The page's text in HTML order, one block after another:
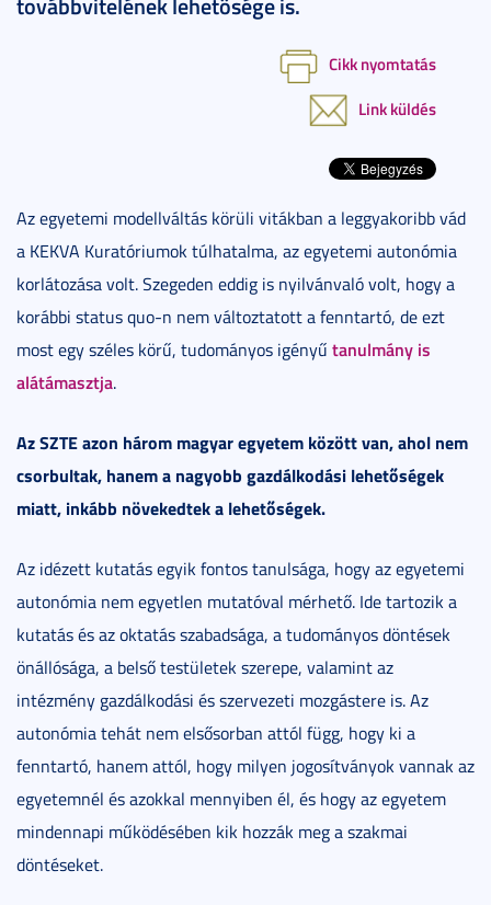
Cikk nyomtatás
Link küldés
Az egyetemi modellváltás körüli vitákban a leggyakoribb vád
a KEKVA Kuratóriumok túlhatalma, az egyetemi autonómia
korlátozása volt. Szegeden eddig is nyilvánvaló volt, hogy a
korábbi status quo-n nem változtatott a fenntartó, de ezt
most egy széles körű, tudományos igényű tanulmány is
alátámasztja.
Az SZTE azon három magyar egyetem között van, ahol nem
csorbultak, hanem a nagyobb gazdálkodási lehetőségek
miatt, inkább növekedtek a lehetőségek.
Az idézett kutatás egyik fontos tanulsága, hogy az egyetemi
autonómia nem egyetlen mutatóval mérhető. Ide tartozik a
kutatás és az oktatás szabadsága, a tudományos döntések
önállósága, a belső testületek szerepe, valamint az
intézmény gazdálkodási és szervezeti mozgástere is. Az
autonómia tehát nem elsősorban attól függ, hogy ki a
fenntartó, hanem attól, hogy milyen jogosítványok vannak az
egyetemnél és azokkal mennyiben él, és hogy az egyetem
mindennapi működésében kik hozzák meg a szakmai
döntéseket.